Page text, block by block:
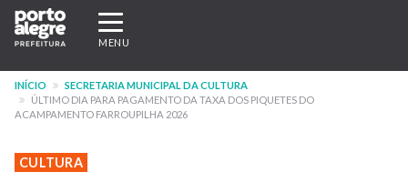
Pular
para
conteúdo
principal
Expandir/recolher
navegação
MENU
INÍCIO
SECRETARIA MUNICIPAL DA CULTURA
ÚLTIMO DIA PARA PAGAMENTO DA TAXA DOS PIQUETES DO
ACAMPAMENTO FARROUPILHA 2026
CULTURA